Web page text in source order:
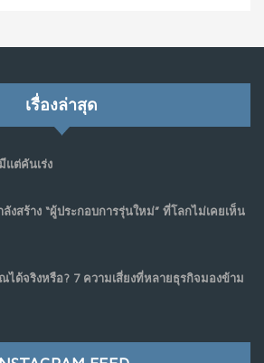
เริ่มต้นของ “ขบวนการประท้วงดิจิทัล” ครั้งใหม่
คิดแบบแพลตฟอร์ม : AI กำลังเปลี่ยนรัฐ
ดกาล
เรื่องล่าสุด
แต่คันเร่ง
งสร้าง “ผู้ประกอบการรุ่นใหม่” ที่โลกไม่เคยเห็น
ด้จริงหรือ? 7 ความเสี่ยงที่หลายธุรกิจมองข้าม